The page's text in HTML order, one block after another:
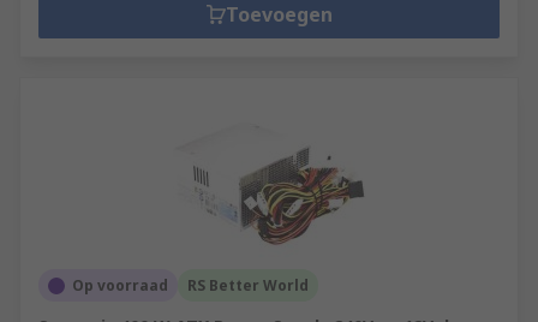
Toevoegen
Op voorraad RS Better World